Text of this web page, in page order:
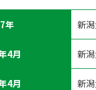
年 新
4月 新
4月 新